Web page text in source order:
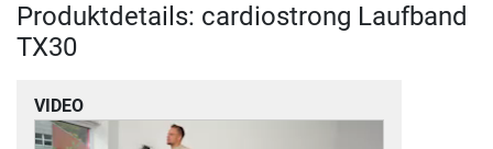
Produktdetails: cardiostrong Laufband
TX30
VIDEO